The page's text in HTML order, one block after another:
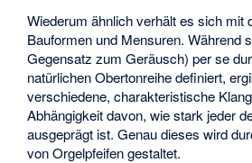
Wiederum ähnlich verhält es sich mit
Bauformen und Mensuren. Während
Gegensatz zum Geräusch) per se
natürlichen Obertonreihe definiert,
verschiedene, charakteristische
Abhängigkeit davon, wie stark jeder
ausgeprägt ist. Genau dieses wird
von Orgelpfeifen gestaltet.